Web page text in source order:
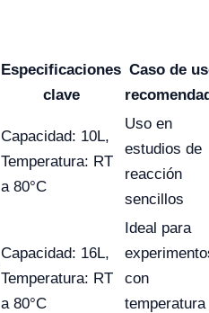
Especificaciones
clave
Caso de
Capacidad: 10L,
Temperatura: RT
a 80°C
Uso en
estudios de
reacción
sencillos
Capacidad: 16L,
Temperatura: RT
a 80°C
Ideal para
con
temperatura